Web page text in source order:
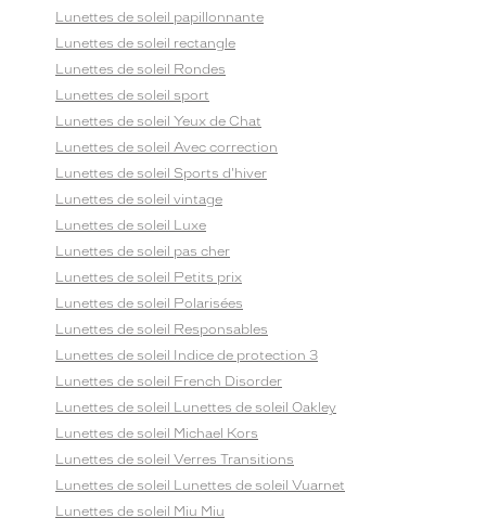
Lunettes de soleil papillonnante
Lunettes de soleil rectangle
Lunettes de soleil Rondes
Lunettes de soleil sport
Lunettes de soleil Yeux de Chat
Lunettes de soleil Avec correction
Lunettes de soleil Sports d'hiver
Lunettes de soleil vintage
Lunettes de soleil Luxe
Lunettes de soleil pas cher
Lunettes de soleil Petits prix
Lunettes de soleil Polarisées
Lunettes de soleil Responsables
Lunettes de soleil Indice de protection 3
Lunettes de soleil French Disorder
Lunettes de soleil Lunettes de soleil Oakley
Lunettes de soleil Michael Kors
Lunettes de soleil Verres Transitions
Lunettes de soleil Lunettes de soleil Vuarnet
Lunettes de soleil Miu Miu